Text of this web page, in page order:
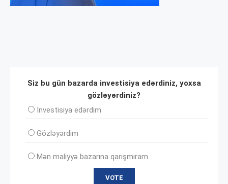
Siz bu gün bazarda investisiya edərdiniz, yoxsa
gözləyərdiniz?
İnvеstisiya edərdim
Gözləyərdim
Mən maliyyə bazarına qarışmıram